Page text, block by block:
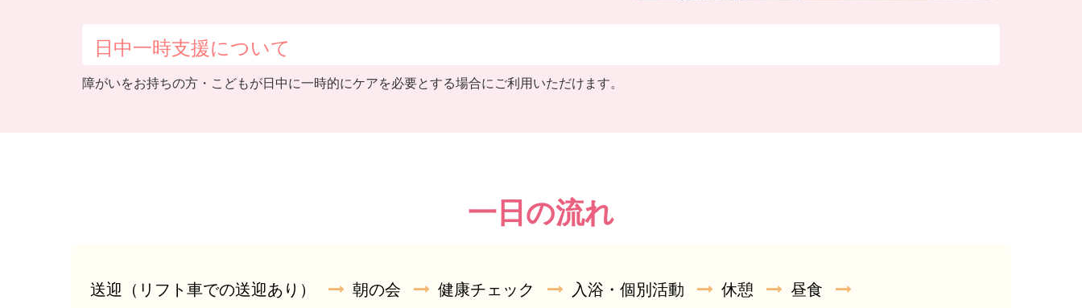
日中一時支援について
障がいをお持ちの方・こどもが日中に一時的にケアを必要とする場合にご利用いただけます。
一日の流れ
送迎（リフト車での送迎あり） 朝の会 健康チェック 入浴・個別活動 休憩
昼食